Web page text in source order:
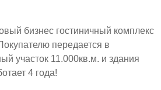
бизнес гостиничный комплекс
передается в
участок 11.000кв.м. и здания
4 года!